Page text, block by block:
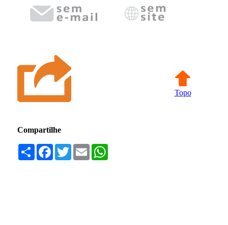
Topo
Compartilhe
Compartilhar
Facebook
TwitterEmail